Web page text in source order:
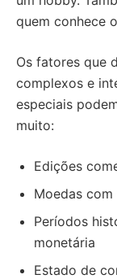
quem conhece
Os fatores que
complexos e
especiais
muito:
Edições
Moedas
Períodos
monetária
Estado de